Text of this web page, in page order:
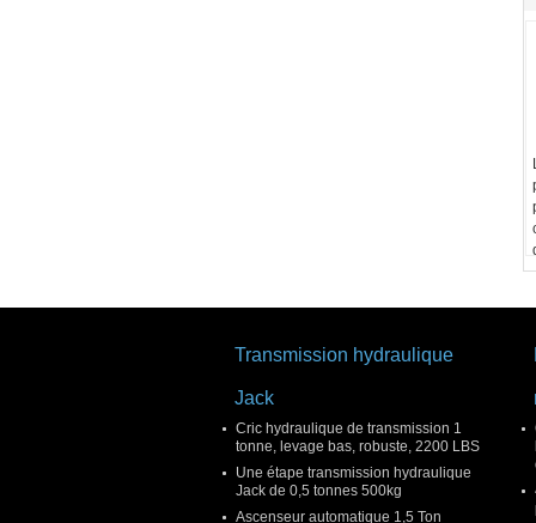
Transmission hydraulique
Jack
Cric hydraulique de transmission 1
tonne, levage bas, robuste, 2200 LBS
Une étape transmission hydraulique
Jack de 0,5 tonnes 500kg
Ascenseur automatique 1,5 Ton